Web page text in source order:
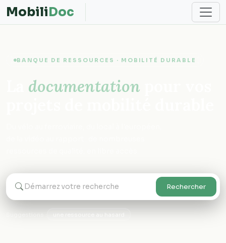
MobiliDoc
BANQUE DE RESSOURCES · MOBILITÉ DURABLE
documentation
Rechercher